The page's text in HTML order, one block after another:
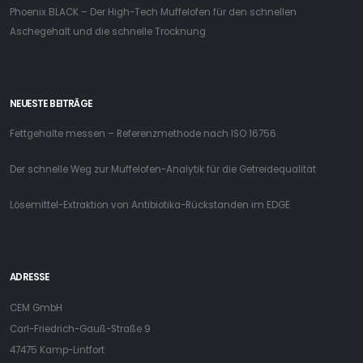
Phoenix BLACK – Der High-Tech Muffelofen für den schnellen
Aschegehalt und die schnelle Trocknung
NEUESTE BEITRÄGE
Fettgehalte messen – Referenzmethode nach ISO 16756
Der schnelle Weg zur Muffelofen-Analytik für die Getreidequalität
Lösemittel-Extraktion von Antibiotika-Rückstanden im EDGE
ADRESSE
CEM GmbH
Carl-Friedrich-Gauß-Straße 9
47475 Kamp-Lintfort